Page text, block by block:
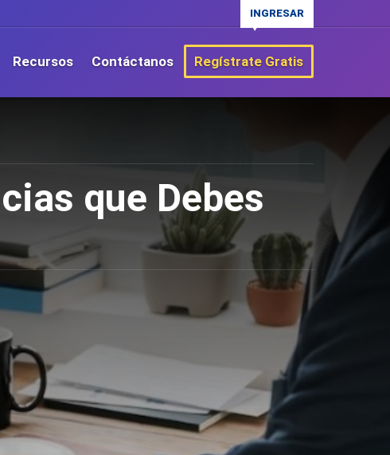
INGRESAR
Recursos Contáctanos Regístrate Gratis
que Debes